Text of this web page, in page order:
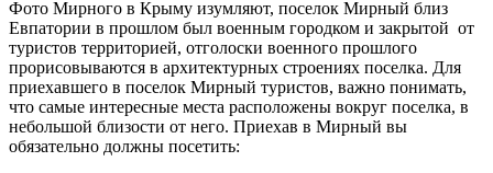
Фото Мирного в Крыму изумляют, поселок Мирный близ
Евпатории в прошлом был военным городком и закрытой от
туристов территорией, отголоски военного прошлого
прорисовываются в архитектурных строениях поселка. Для
приехавшего в поселок Мирный туристов, важно понимать,
что самые интересные места расположены вокруг поселка, в
небольшой близости от него. Приехав в Мирный вы
обязательно должны посетить: